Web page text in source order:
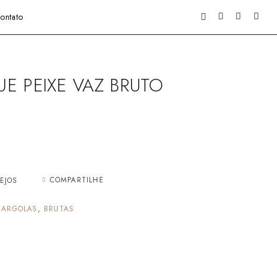
PEIXE VAZ BRUTO
COMPARTILHE
ARGOLAS , BRUTAS